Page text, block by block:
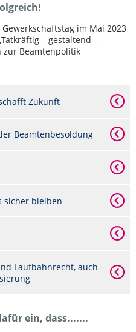
im Mai 2023
– gestaltend –
zur Beamtenpolitik
Zukunft
Beamtenbesoldung
sicher bleiben
Laufbahnrecht, auch
ein, dass.......